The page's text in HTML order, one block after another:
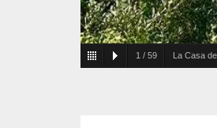
1 / 59 La Casa